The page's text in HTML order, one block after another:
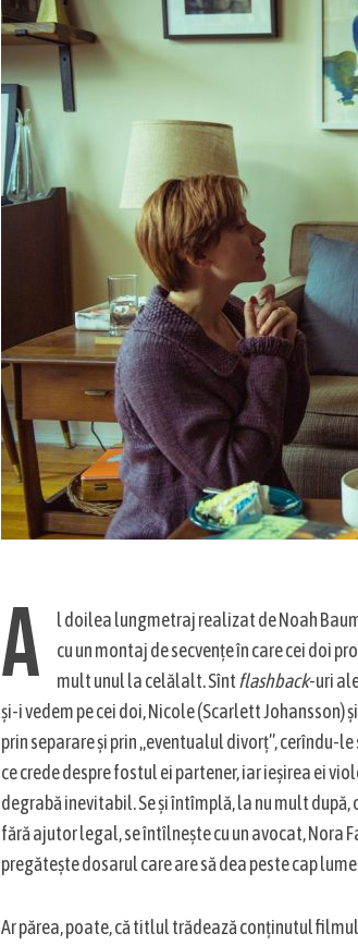
A l doilea lungmetraj realizat de Noah
cu un montaj de secvențe în care cei doi
mult unul la celălalt. Sîntflashback-uri
și-i vedem pe cei doi, Nicole (Scarlett Johansson)
prin separare și prin „eventualul divorț”, cerîndu-
ce crede despre fostul ei partener, iar ieșirea ei
degrabă inevitabil. Se și întîmplă, la nu mult
fără ajutor legal, se întîlnește cu un avocat, Nora
pregătește dosarul care are să dea peste cap
Ar părea, poate, că titlul trădează conținutul